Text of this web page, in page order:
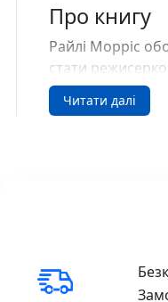
Про книгу
Райлі Морріс
стати
скасовують
його повернути.
Тож вона
Читати далі